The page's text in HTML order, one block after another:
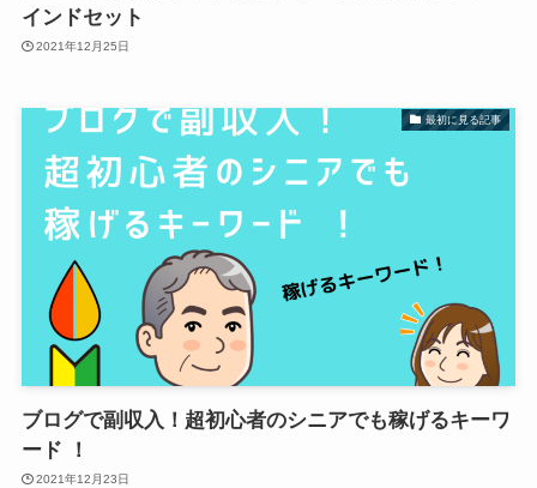
インドセット
2021年12月25日
最初に見る記事
ブログで副収入！超初心者のシニアでも稼げるキーワ
ード ！
2021年12月23日